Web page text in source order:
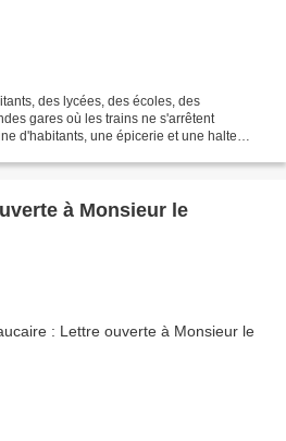
des lycées, des écoles, des
gares où les trains ne s'arrêtent
d'habitants, une épicerie et une halte
à Monsieur le